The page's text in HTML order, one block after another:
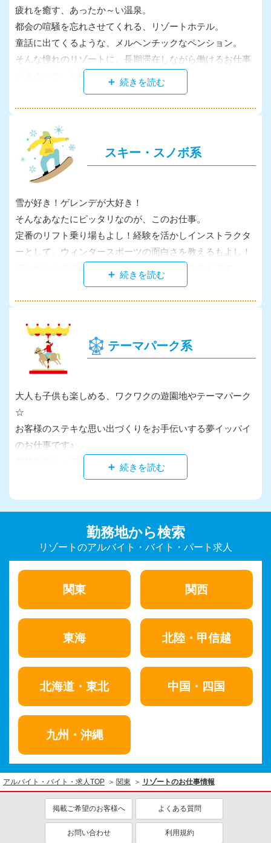
疲れを癒す、あったか～い温泉。
都会の喧騒を忘れさせてくれる、リゾートホテル。
童話に出てくるような、メルヘンチックなペンション。
そんな憧れのリゾートに、長期滞在しながら働けるお仕事
があるって、知ってました？
1日頑張ったあとは、ゆったり入れる大きなお風呂で汗を流
し、海の幸・山の幸を使った美味しいまかないに舌鼓♪
休日は大好きなレジャーや温泉でリフレッシュ☆滞在期間
中のあなたの生活が、きっと充実したものになるはずで
す。
魅力いっぱい、毎年大人気のお仕事を、早速チェック！
スキー・スノボ系
雪が好き！ゲレンデが大好き！
そんなあなたにピッタリなのが、このお仕事。
定番のリフト乗り場もよし！経験を活かしインストラクタ
ーとして、ウィンタースポーツの面白さを教えるもよし！
広いゲレンデの中には、お仕事がいっぱいあるんです。
「寒いところは苦手…でもスキー場で働きたい」なんて欲
張りな方には、レストランやレンタルショップなどの室内
ら、あっという間に仲も深まるはず。
ゲレンデを離れてからも、ずっと付き合える大事な仲間に
出会うチャンスです！
テーマパーク系
大人も子供も楽しめる、ワクワクの遊園地やテーマパーク
☆
お客様のステキな思い出づくりをお手伝いする夢イッパイ
のお仕事です♪
勤務先によって業務内容は様々。
アトラクションの点検・行列整備などお客様の安全を守る
み”を着て子ども達と触れ合うお仕事もありますよ。
人気ヒーローに扮装した瞬間、いつもと違う“私”に大変
非日常的な空間で働くからこそ、今まで気付かなかった自
分を見つけられるかも知れません。
勤務地から検索
リゾートのアルバイト・バイト・パート求人
関東 関西
東海 北陸・甲信越
北海道・東北 中国・四国
九州・沖縄
アルバイト・バイト・求人TOP 関東 リゾートのお仕事情報
掲載ご希望のお客様へ よくある質問
お問い合わせ 利用規約